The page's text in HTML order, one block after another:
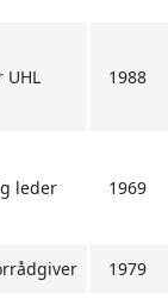
UHL 1988
leder 1969
1979